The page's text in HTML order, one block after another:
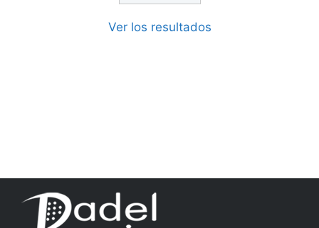
Ver los resultados